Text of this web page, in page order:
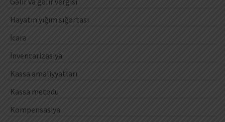
Həyatın yığım sığortası
İcarə
İnventarizasiya
Kassa əməliyyatları
Kassa metodu
Kompensasiya